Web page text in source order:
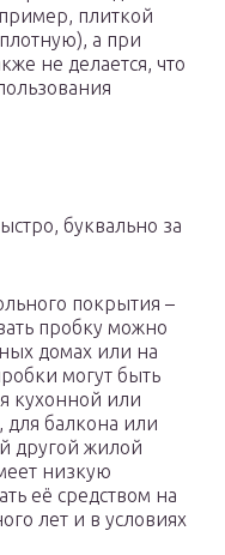
плиткой
а при
не делается, что
буквально за
покрытия –
пробку можно
домах или на
могут быть
кухонной или
балкона или
другой жилой
низкую
её средством на
лет и в условиях